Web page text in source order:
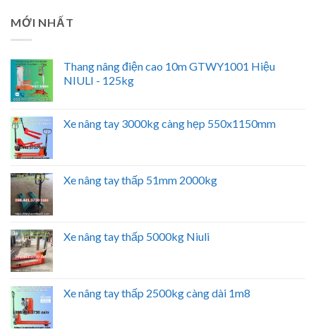
MỚI NHẤT
Thang nâng điện cao 10m GTWY1001 Hiệu
NIULI - 125kg
Xe nâng tay 3000kg càng hẹp 550x1150mm
Xe nâng tay thấp 51mm 2000kg
Xe nâng tay thấp 5000kg Niuli
Xe nâng tay thấp 2500kg càng dài 1m8